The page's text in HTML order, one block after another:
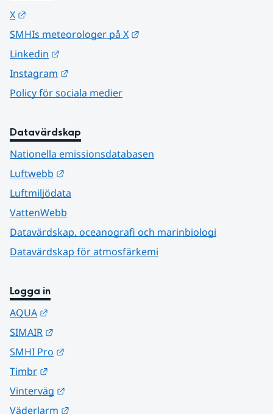
X
SMHIs meteorologer på X
Linkedin
Instagram
Policy för sociala medier
Datavärdskap
Nationella emissionsdatabasen
Luftwebb
Luftmiljödata
VattenWebb
Datavärdskap, oceanografi och marinbiologi
Datavärdskap för atmosfärkemi
Logga in
AQUA
SIMAIR
SMHI Pro
Timbr
Vinterväg
Väderlarm